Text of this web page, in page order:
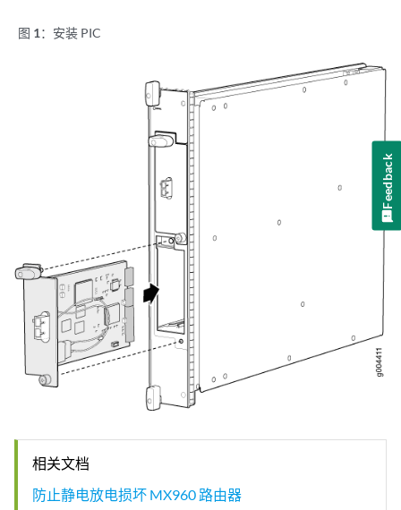
图 1： 安装 PIC
相关文档
防止静电放电损坏 MX960 路由器
Feedback